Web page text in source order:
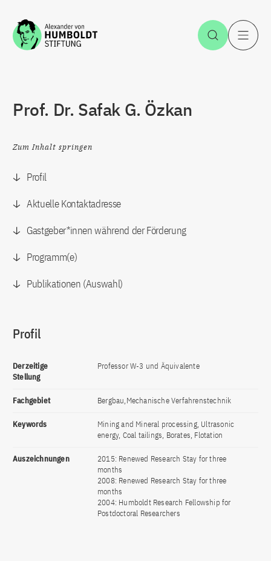
Zum Inhalt springen Suche
Prof. Dr. Safak G. Özkan
Zum Inhalt springen
Profil
Aktuelle Kontaktadresse
Gastgeber*innen während der Förderung
Programm(e)
Publikationen (Auswahl)
Profil
Derzeitige
Stellung
Professor W-3 und Äquivalente
Fachgebiet Bergbau,Mechanische Verfahrenstechnik
Keywords
Mining and Mineral processing, Ultrasonic
energy, Coal tailings, Borates, Flotation
Auszeichnungen
2015: Renewed Research Stay for three
months
2008: Renewed Research Stay for three
months
2004: Humboldt Research Fellowship for
Postdoctoral Researchers